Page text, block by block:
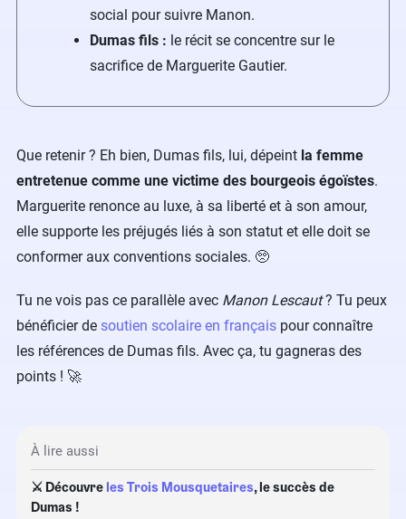
social pour suivre Manon.
Dumas fils : le récit se concentre sur le
sacrifice de Marguerite Gautier.
Que retenir ? Eh bien, Dumas fils, lui, dépeint la femme
entretenue comme une victime des bourgeois égoïstes.
Marguerite renonce au luxe, à sa liberté et à son amour,
elle supporte les préjugés liés à son statut et elle doit se
conformer aux conventions sociales.​ 🥺
Tu ne vois pas ce parallèle avec Manon Lescaut? Tu peux
bénéficier de soutien scolaire en français pour connaître
les références de Dumas fils. Avec ça, tu gagneras des
points !​ ​🚀
À lire aussi
⚔️ Découvre les Trois Mousquetaires, le succès de
Dumas !